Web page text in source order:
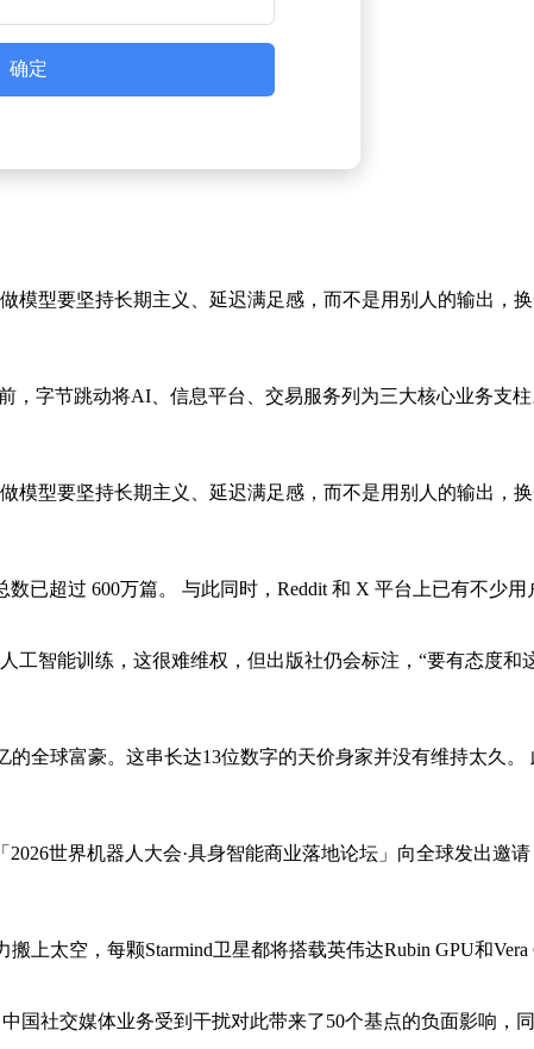
确定
型要坚持长期主义、延迟满足感，而不是用别人的输出，
字节跳动将AI、信息平台、交易服务列为三大核心业务支
型要坚持长期主义、延迟满足感，而不是用别人的输出，
数已超过 600万篇。 与此同时，Reddit 和 X 平台上已有不少
智能训练，这很难维权，但出版社仍会标注，“要有态度和
全球富豪。这串长达13位数字的天价身家并没有维持太久
世界机器人大会·具身智能商业落地论坛」向全球发出邀
太空，每颗Starmind卫星都将搭载英伟达Rubin GPU和
国社交媒体业务受到干扰对此带来了50个基点的负面影响，